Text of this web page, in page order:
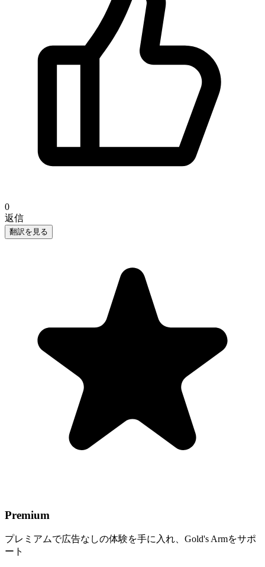
0
返信
翻訳を見る
Premium
プレミアムで広告なしの体験を手に入れ、Gold's Armをサポ
ート